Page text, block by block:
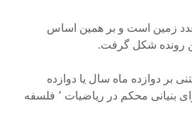
موسیقی بیانگر تعادل میان ۳ یا عدد آسمان و ۲ یا عدد زمین است و بر همین اساس
رونده شکل گرفت.
موسیقی را مبتنی بر دوازده ماه سال یا دوازده
ساعت تغییر داد. به این ترتیب تئوری اولیه موسیقی چین دارای بنیانی محکم در ریاضیات ٬ فلسفه